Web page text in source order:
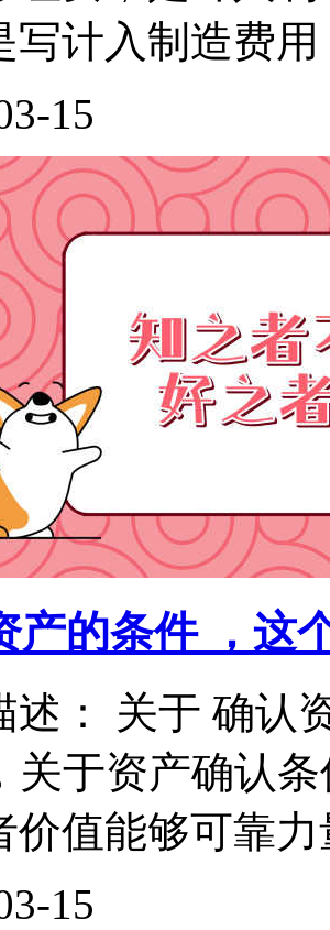
写计入制造费
15
产的条件 ，这
述： 关于 确认
关于资产确认
价值能够可靠
15